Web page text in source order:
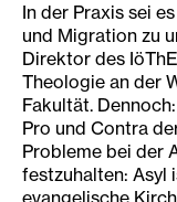
In der Praxis sei
und Migration zu
Direktor des
Theologie an der
Fakultät.
Pro und Contra
Probleme bei der
festzuhalten: Asyl
evangelische